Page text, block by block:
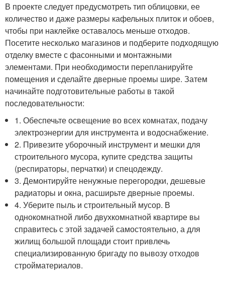
В проекте следует предусмотреть тип облицовки, ее
количество и даже размеры кафельных плиток и обоев,
чтобы при наклейке оставалось меньше отходов.
Посетите несколько магазинов и подберите подходящую
отделку вместе с фасонными и монтажными
элементами. При необходимости перепланируйте
помещения и сделайте дверные проемы шире. Затем
начинайте подготовительные работы в такой
последовательности:
1. Обеспечьте освещение во всех комнатах, подачу
электроэнергии для инструмента и водоснабжение.
2. Привезите уборочный инструмент и мешки для
строительного мусора, купите средства защиты
(респираторы, перчатки) и спецодежду.
3. Демонтируйте ненужные перегородки, дешевые
радиаторы и окна, расширьте дверные проемы.
4. Уберите пыль и строительный мусор. В
однокомнатной либо двухкомнатной квартире вы
справитесь с этой задачей самостоятельно, а для
жилищ большой площади стоит привлечь
специализированную бригаду по вывозу отходов
стройматериалов.